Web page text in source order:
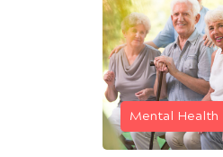
Mental Health